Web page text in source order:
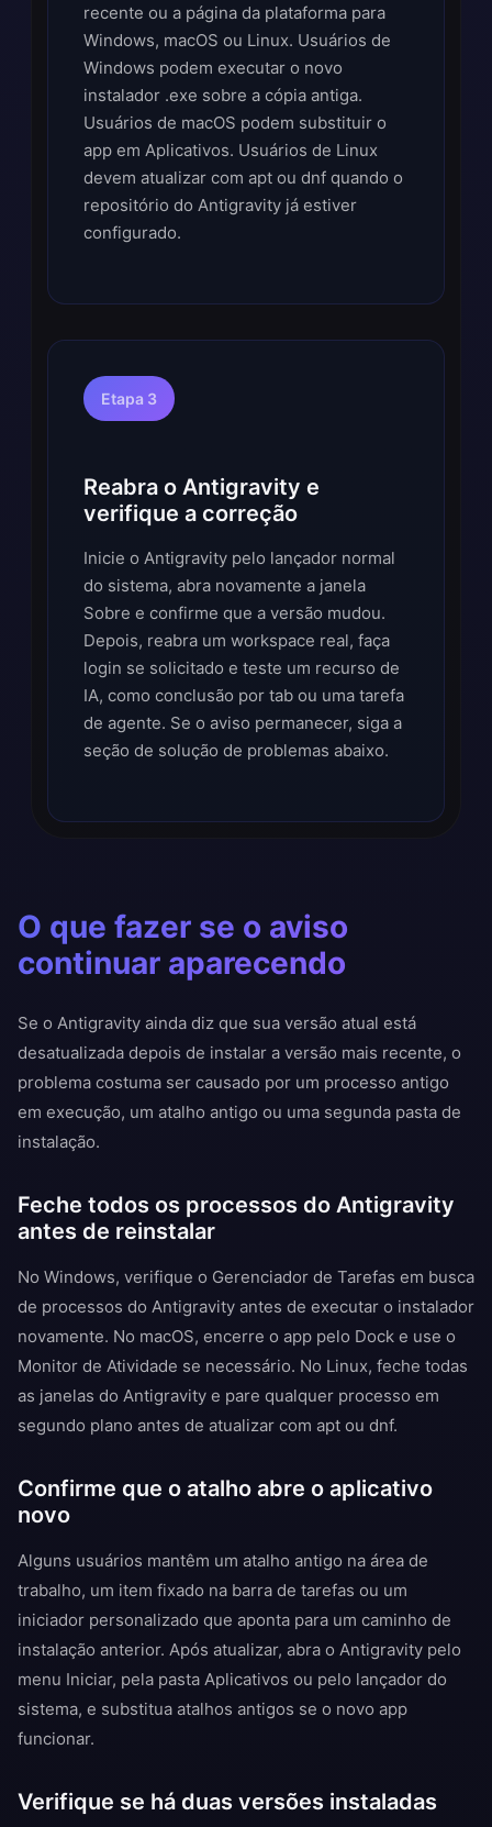
recente ou a página da plataforma para
Windows, macOS ou Linux. Usuários de
Windows podem executar o novo
instalador .exe sobre a cópia antiga.
Usuários de macOS podem substituir o
app em Aplicativos. Usuários de Linux
devem atualizar com apt ou dnf quando o
repositório do Antigravity já estiver
configurado.
Etapa 3
Reabra o Antigravity e
verifique a correção
Inicie o Antigravity pelo lançador normal
do sistema, abra novamente a janela
Sobre e confirme que a versão mudou.
Depois, reabra um workspace real, faça
login se solicitado e teste um recurso de
IA, como conclusão por tab ou uma tarefa
de agente. Se o aviso permanecer, siga a
seção de solução de problemas abaixo.
O que fazer se o aviso
continuar aparecendo
Se o Antigravity ainda diz que sua versão atual está
desatualizada depois de instalar a versão mais recente, o
problema costuma ser causado por um processo antigo
em execução, um atalho antigo ou uma segunda pasta de
instalação.
Feche todos os processos do Antigravity
antes de reinstalar
No Windows, verifique o Gerenciador de Tarefas em busca
de processos do Antigravity antes de executar o instalador
novamente. No macOS, encerre o app pelo Dock e use o
Monitor de Atividade se necessário. No Linux, feche todas
as janelas do Antigravity e pare qualquer processo em
segundo plano antes de atualizar com apt ou dnf.
Confirme que o atalho abre o aplicativo
novo
Alguns usuários mantêm um atalho antigo na área de
trabalho, um item fixado na barra de tarefas ou um
iniciador personalizado que aponta para um caminho de
instalação anterior. Após atualizar, abra o Antigravity pelo
menu Iniciar, pela pasta Aplicativos ou pelo lançador do
sistema, e substitua atalhos antigos se o novo app
funcionar.
Verifique se há duas versões instaladas